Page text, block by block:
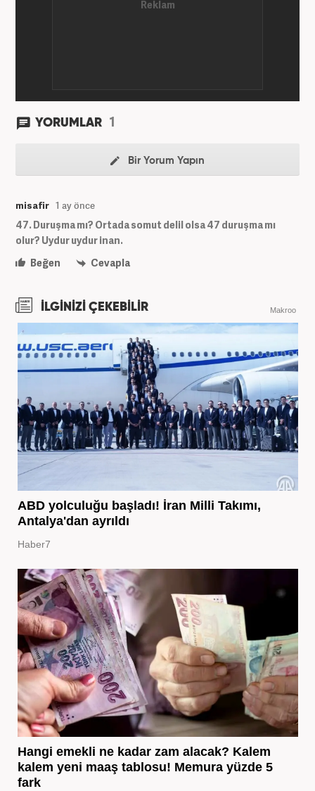
YORUMLAR 1
Bir Yorum Yapın
misafir 1 ay önce
47. Duruşma mı? Ortada somut delil olsa 47 duruşma mı
olur? Uydur uydur inan.
Beğen
Cevapla
İLGİNİZİ ÇEKEBİLİR Makroo
ABD yolculuğu başladı! İran Milli Takımı,
Antalya'dan ayrıldı
Haber7
Hangi emekli ne kadar zam alacak? Kalem
kalem yeni maaş tablosu! Memura yüzde 5
fark